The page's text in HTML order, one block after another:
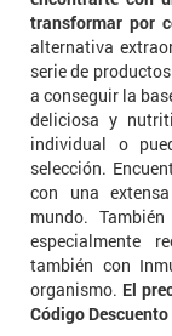
transformar por
alternativa
serie de
a conseguir la
deliciosa y
individual o
selección.
con una
mundo.
especialmente
también con
organismo. El
Código